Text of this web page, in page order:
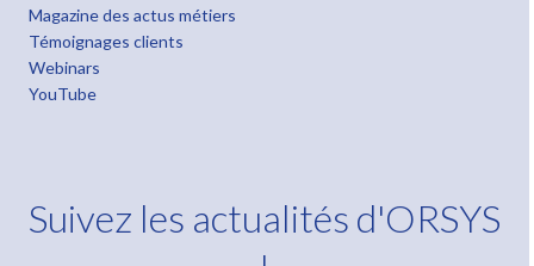
Magazine des actus métiers
Témoignages clients
Webinars
YouTube
Suivez les actualités d'ORSYS